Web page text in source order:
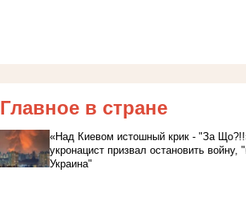
Главное в стране
«Над Киевом истошный крик - "За
укронацист призвал остановить войну,
Украина"